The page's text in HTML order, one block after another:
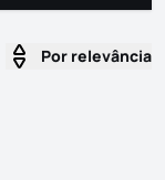
Por relevância